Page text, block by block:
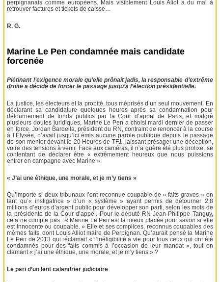
perpignanais comme européens. Mais visiblement Louis Aliot a du mal à
retrouver factures et tickets de caisse…
R. G.
Marine Le Pen condamnée mais candidate
forcenée
Piétinant l’exigence morale qu’elle prônait jadis, la responsable d’extrême
droite a décidé de forcer le passage jusqu’à l’élection présidentielle.
La justice, les électeurs et la probité, tous méprisés d’un seul mouvement. En
déclarant sa candidature quelques heures après sa condamnation pour
détournement de fonds publics par la Cour d’appel de Paris, et malgré
plusieurs doutes juridiques, Marine Le Pen a choisi mardi dernier de passer
en force. Jordan Bardella, président du RN, contraint de renoncer à la course
à l’Élysée, n’avait jusqu’ici émis aucune parole publique depuis le passage
de son mentor devant le 20 Heures de TF1, laissant présager une déception,
voire des tensions à venir. Face aux caméras, il n’a guère été plus prolixe, se
contentant de déclarer être « extrêmement heureux que nous puissions
entrer en campagne avec Marine ».
« J’ai une éthique, une morale, et je m’y tiens »
Qu’importe si deux tribunaux l’ont reconnue coupable de « faits graves » en
tant qu’« instigatrice » d’un « système » ayant permis de détourner 2,8
millions d’euros d’argent public pour développer son parti, selon les mots de
la présidente de la Cour d’appel. Pour le député RN Jean-Philippe Tanguy,
cela ne compte pas : « Marine Le Pen est la mieux placée pour savoir si elle
est innocente ou coupable. » Elle et ses complices, reconnus coupables des
mêmes faits, dont Louis Alliot maire de Perpignan. Qu’aurait pensé la Marine
Le Pen de 2013 qui réclamait « l’inéligibilité à vie pour tous ceux qui ont été
condamnés pour des faits commis à l’occasion de leur mandat », tout en
clamant « j’ai une éthique, une morale, et je m’y tiens » ?
Le pari d’un lent calendrier judiciaire